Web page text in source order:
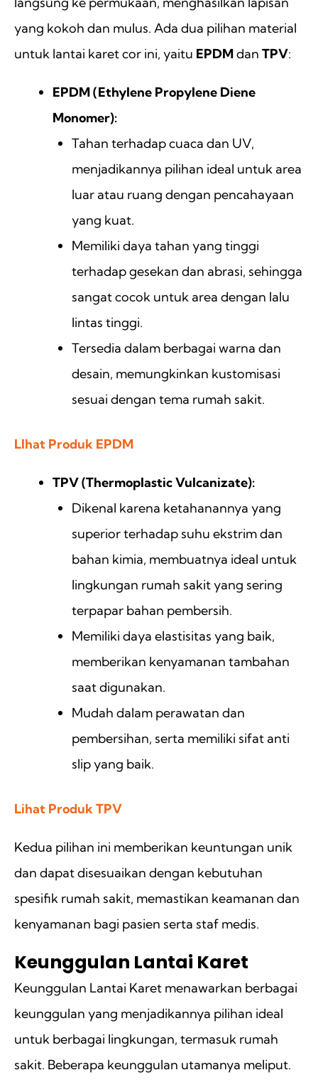
yang kokoh dan mulus. Ada dua pilihan material
untuk lantai karet cor ini, yaitu EPDMdan TPV:
EPDM (Ethylene Propylene Diene
Monomer):
Tahan terhadap cuaca dan UV,
menjadikannya pilihan ideal untuk area
luar atau ruang dengan pencahayaan
yang kuat.
Memiliki daya tahan yang tinggi
terhadap gesekan dan abrasi, sehingga
sangat cocok untuk area dengan lalu
lintas tinggi.
Tersedia dalam berbagai warna dan
desain, memungkinkan kustomisasi
sesuai dengan tema rumah sakit.
LIhat Produk EPDM
TPV (Thermoplastic Vulcanizate):
Dikenal karena ketahanannya yang
superior terhadap suhu ekstrim dan
bahan kimia, membuatnya ideal untuk
lingkungan rumah sakit yang sering
terpapar bahan pembersih.
Memiliki daya elastisitas yang baik,
memberikan kenyamanan tambahan
saat digunakan.
Mudah dalam perawatan dan
pembersihan, serta memiliki sifat anti
slip yang baik.
Lihat Produk TPV
Kedua pilihan ini memberikan keuntungan unik
dan dapat disesuaikan dengan kebutuhan
spesifik rumah sakit, memastikan keamanan dan
kenyamanan bagi pasien serta staf medis.
Keunggulan Lantai Karet
Keunggulan Lantai Karet menawarkan berbagai
keunggulan yang menjadikannya pilihan ideal
untuk berbagai lingkungan, termasuk rumah
sakit. Beberapa keunggulan utamanya meliput.